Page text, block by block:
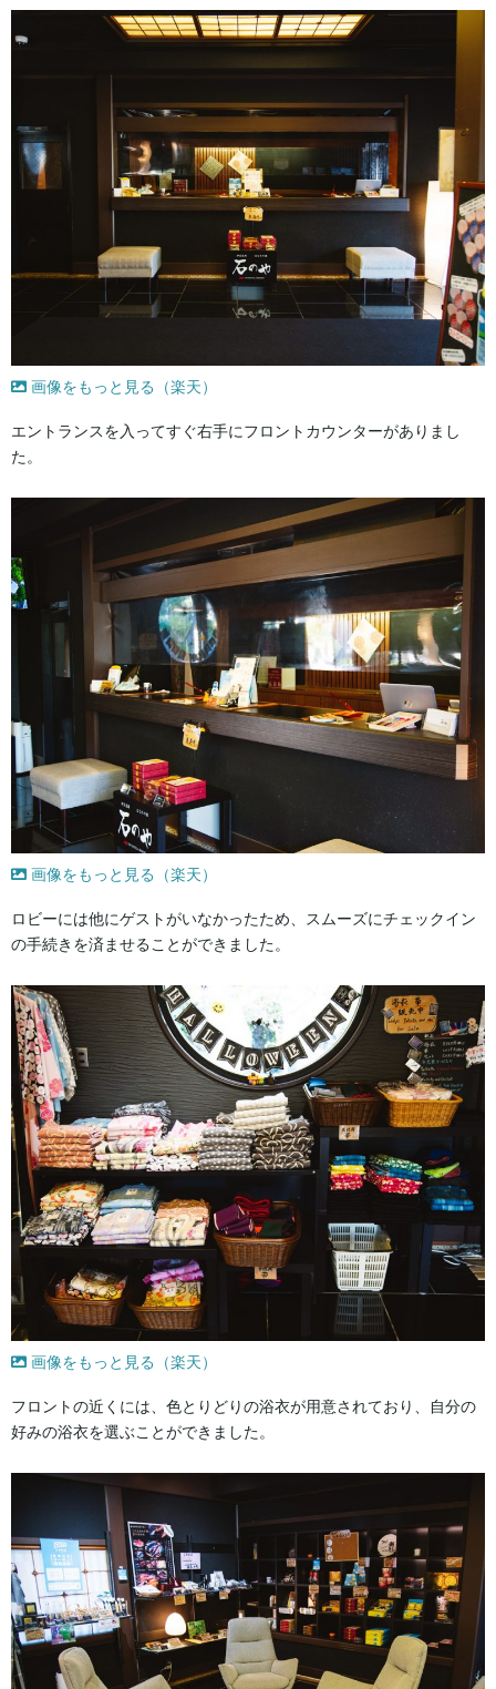
画像をもっと見る（楽天）
エントランスを入ってすぐ右手にフロントカウンターがありまし
た。
画像をもっと見る（楽天）
ロビーには他にゲストがいなかったため、スムーズにチェックイン
の手続きを済ませることができました。
画像をもっと見る（楽天）
フロントの近くには、色とりどりの浴衣が用意されており、自分の
好みの浴衣を選ぶことができました。